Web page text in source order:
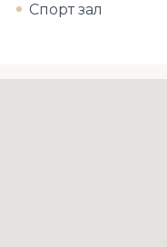
Спорт зал